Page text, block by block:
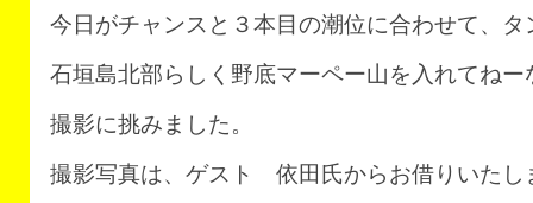
今日がチャンスと３本目の潮位に合わせて、タ
石垣島北部らしく野底マーペー山を入れてね
撮影に挑みました。
撮影写真は、ゲスト 依田氏からお借りいたし